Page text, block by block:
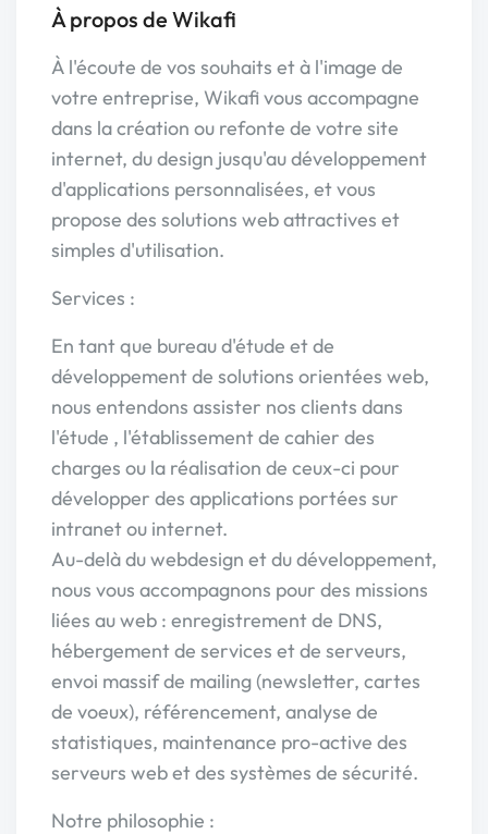
À propos de Wikafi
À l'écoute de vos souhaits et à l'image de
votre entreprise, Wikafi vous accompagne
dans la création ou refonte de votre site
internet, du design jusqu'au développement
d'applications personnalisées, et vous
propose des solutions web attractives et
simples d'utilisation.
Services :
En tant que bureau d'étude et de
développement de solutions orientées web,
nous entendons assister nos clients dans
l'étude , l'établissement de cahier des
charges ou la réalisation de ceux-ci pour
développer des applications portées sur
intranet ou internet.
Au-delà du webdesign et du développement,
nous vous accompagnons pour des missions
liées au web : enregistrement de DNS,
hébergement de services et de serveurs,
envoi massif de mailing (newsletter, cartes
de voeux), référencement, analyse de
statistiques, maintenance pro-active des
serveurs web et des systèmes de sécurité.
Notre philosophie :